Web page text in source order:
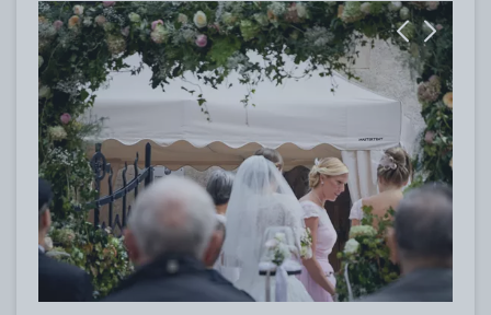
Previous
Next